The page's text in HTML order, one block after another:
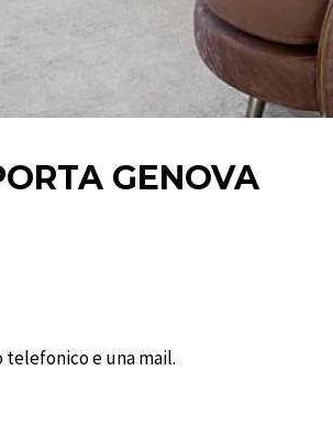
GENOVA
e una mail.